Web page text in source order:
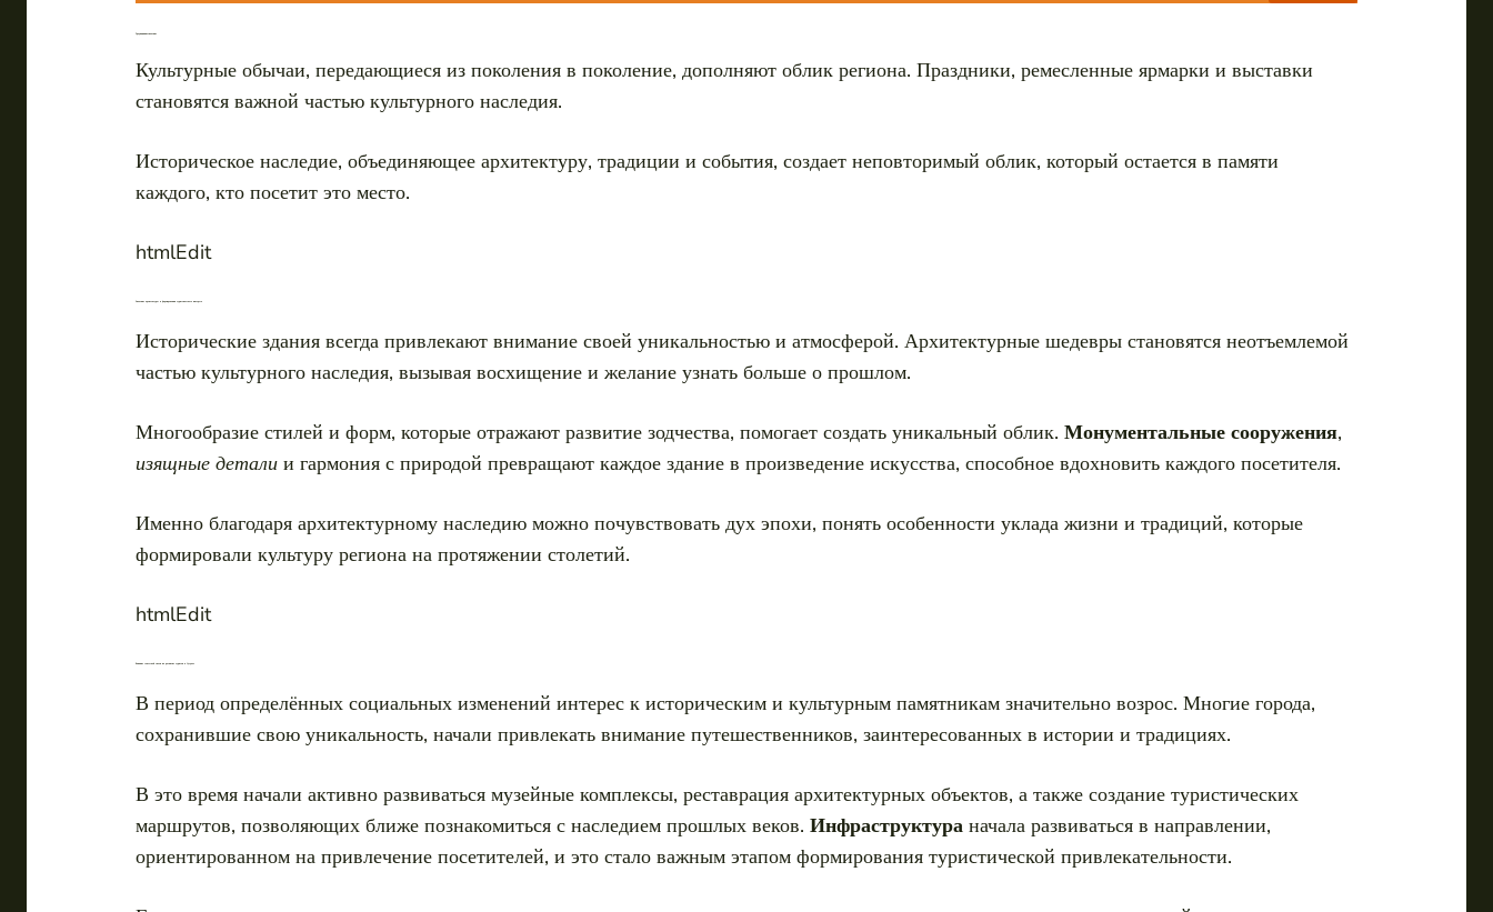
Традиции и их значение
Культурные обычаи, передающиеся из поколения в поколение, дополняют облик региона. Праздники, ремесленные ярмарки и выставки
становятся важной частью культурного наследия.
Историческое наследие, объединяющее архитектуру, традиции и события, создает неповторимый облик, который остается в памяти
каждого, кто посетит это место.
htmlEdit
Значение архитектуры в формировании туристического интереса
Исторические здания всегда привлекают внимание своей уникальностью и атмосферой. Архитектурные шедевры становятся неотъемлемой
частью культурного наследия, вызывая восхищение и желание узнать больше о прошлом.
Многообразие стилей и форм, которые отражают развитие зодчества, помогает создать уникальный облик. Монументальные сооружения,
изящные детали и гармония с природой превращают каждое здание в произведение искусства, способное вдохновить каждого посетителя.
Именно благодаря архитектурному наследию можно почувствовать дух эпохи, понять особенности уклада жизни и традиций, которые
формировали культуру региона на протяжении столетий.
htmlEdit
Влияние советской эпохи на развитие туризма в Суздале
В период определённых социальных изменений интерес к историческим и культурным памятникам значительно возрос. Многие города,
сохранившие свою уникальность, начали привлекать внимание путешественников, заинтересованных в истории и традициях.
В это время начали активно развиваться музейные комплексы, реставрация архитектурных объектов, а также создание туристических
маршрутов, позволяющих ближе познакомиться с наследием прошлых веков. Инфраструктура начала развиваться в направлении,
ориентированном на привлечение посетителей, и это стало важным этапом формирования туристической привлекательности.